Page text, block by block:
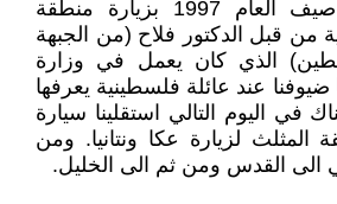
قمت وزوجتي في صيف العام 1997 بزيارة منطقة
من قبل الدكتور فلاح (من الجبهة
الذي كان يعمل في وزارة
ضيوفنا عند عائلة فلسطينية يعرفها
في اليوم التالي استقلينا سيارة
المثلث لزيارة عكا ونتانيا. ومن
الى القدس ومن ثم الى الخليل.